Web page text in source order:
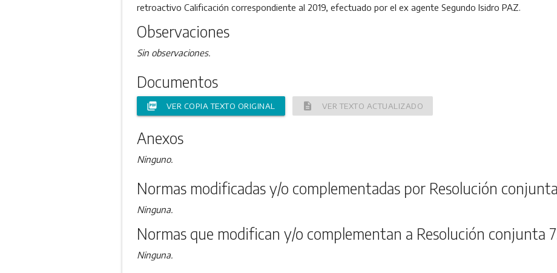
retroactivo Calificación correspondiente al 2019, efectuado por el ex agente Segundo Isidro PAZ.
Observaciones
Sin observaciones.
Documentos
picture_as_pdf VER COPIA TEXTO ORIGINAL description VER TEXTO ACTUALIZADO
Anexos
Ninguno.
Normas modificadas y/o complementadas por Resolución
Ninguna.
Normas que modifican y/o complementan a Resolución conjunta
Ninguna.